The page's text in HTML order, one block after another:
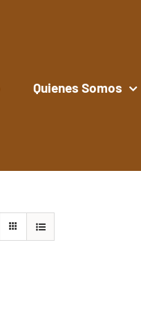
Quienes Somos